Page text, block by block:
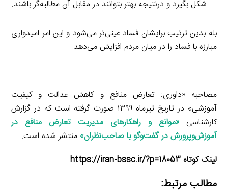
شکل بگیرد و درنتیجه بهتر بتوانند در مقابل آن مطالبه‌گر باشند.
بله بدین ترتیب برایشان فساد عینی‌تر می‌شود و این امر امیدواری
مبارزه با فساد را در میان مردم افزایش می‌دهد.
مصاحبه «داوری: تعارض منافع و کاهش عدالت و کیفیت
آموزشی» در تاریخ تیرماه ۱۳۹۹ صورت گرفته است که در گزارش
کارشناسی «موانع و راهکارهای مدیریت تعارض منافع در
آموزش‌وپرورش در گفت‌وگو با صاحب‌نظران» منتشر شده است.
لینک کوتاه https://iran-bssc.ir/?p=18053
مطالب مرتبط: